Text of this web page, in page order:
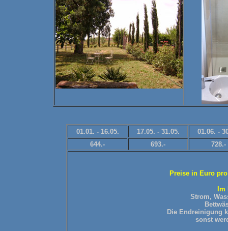
01.01. - 16.05. 17.05. - 31.05.
01.06. -
644.-
693.- 728.-
Preise in Euro
Strom,
Die Endreinigung
sonst